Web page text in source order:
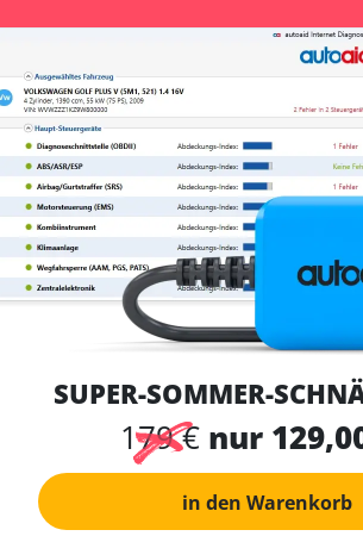
SUPER-SOMMER-
179 € nur
in den Warenkorb